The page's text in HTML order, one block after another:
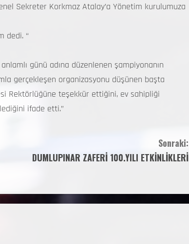
Sekreter Korkmaz Atalay’a Yönetim kurulumuza
dedi. “
günü adına düzenlenen şampiyonanın
gerçekleşen organizasyonu düşünen başta
Rektörlüğüne teşekkür ettiğini, ev sahipliği
ifade etti.”
Sonraki:
DUMLUPINAR ZAFERİ 100.YILI ETKİNLİKLERİ